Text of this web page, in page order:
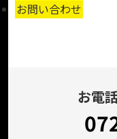
お問い合わせ
お電